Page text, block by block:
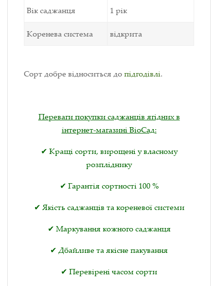
Вік саджанця 1 рік
Коренева система відкрита
Сорт добре відноситься допідгодівлі.
Переваги покупки саджанців ягідних в
інтернет-магазині ВіоСад:
✔ Кращі сорти, вирощені у власному
розпліднику
✔ Гарантія сортності 100 %
✔ Якість саджанців та кореневої системи
✔ Маркування кожного саджанця
✔ Дбайливе та якісне пакування
✔ Перевірені часом сорти